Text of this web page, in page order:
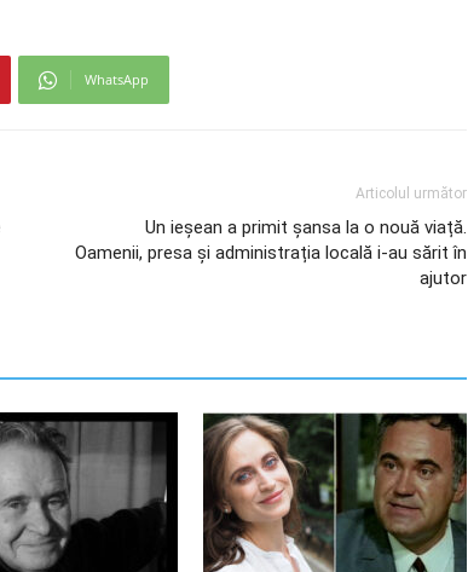
WhatsApp
Articolul următor
Un ieșean a primit șansa la o nouă viață.
Oamenii, presa și administrația locală i-au sărit în
ajutor